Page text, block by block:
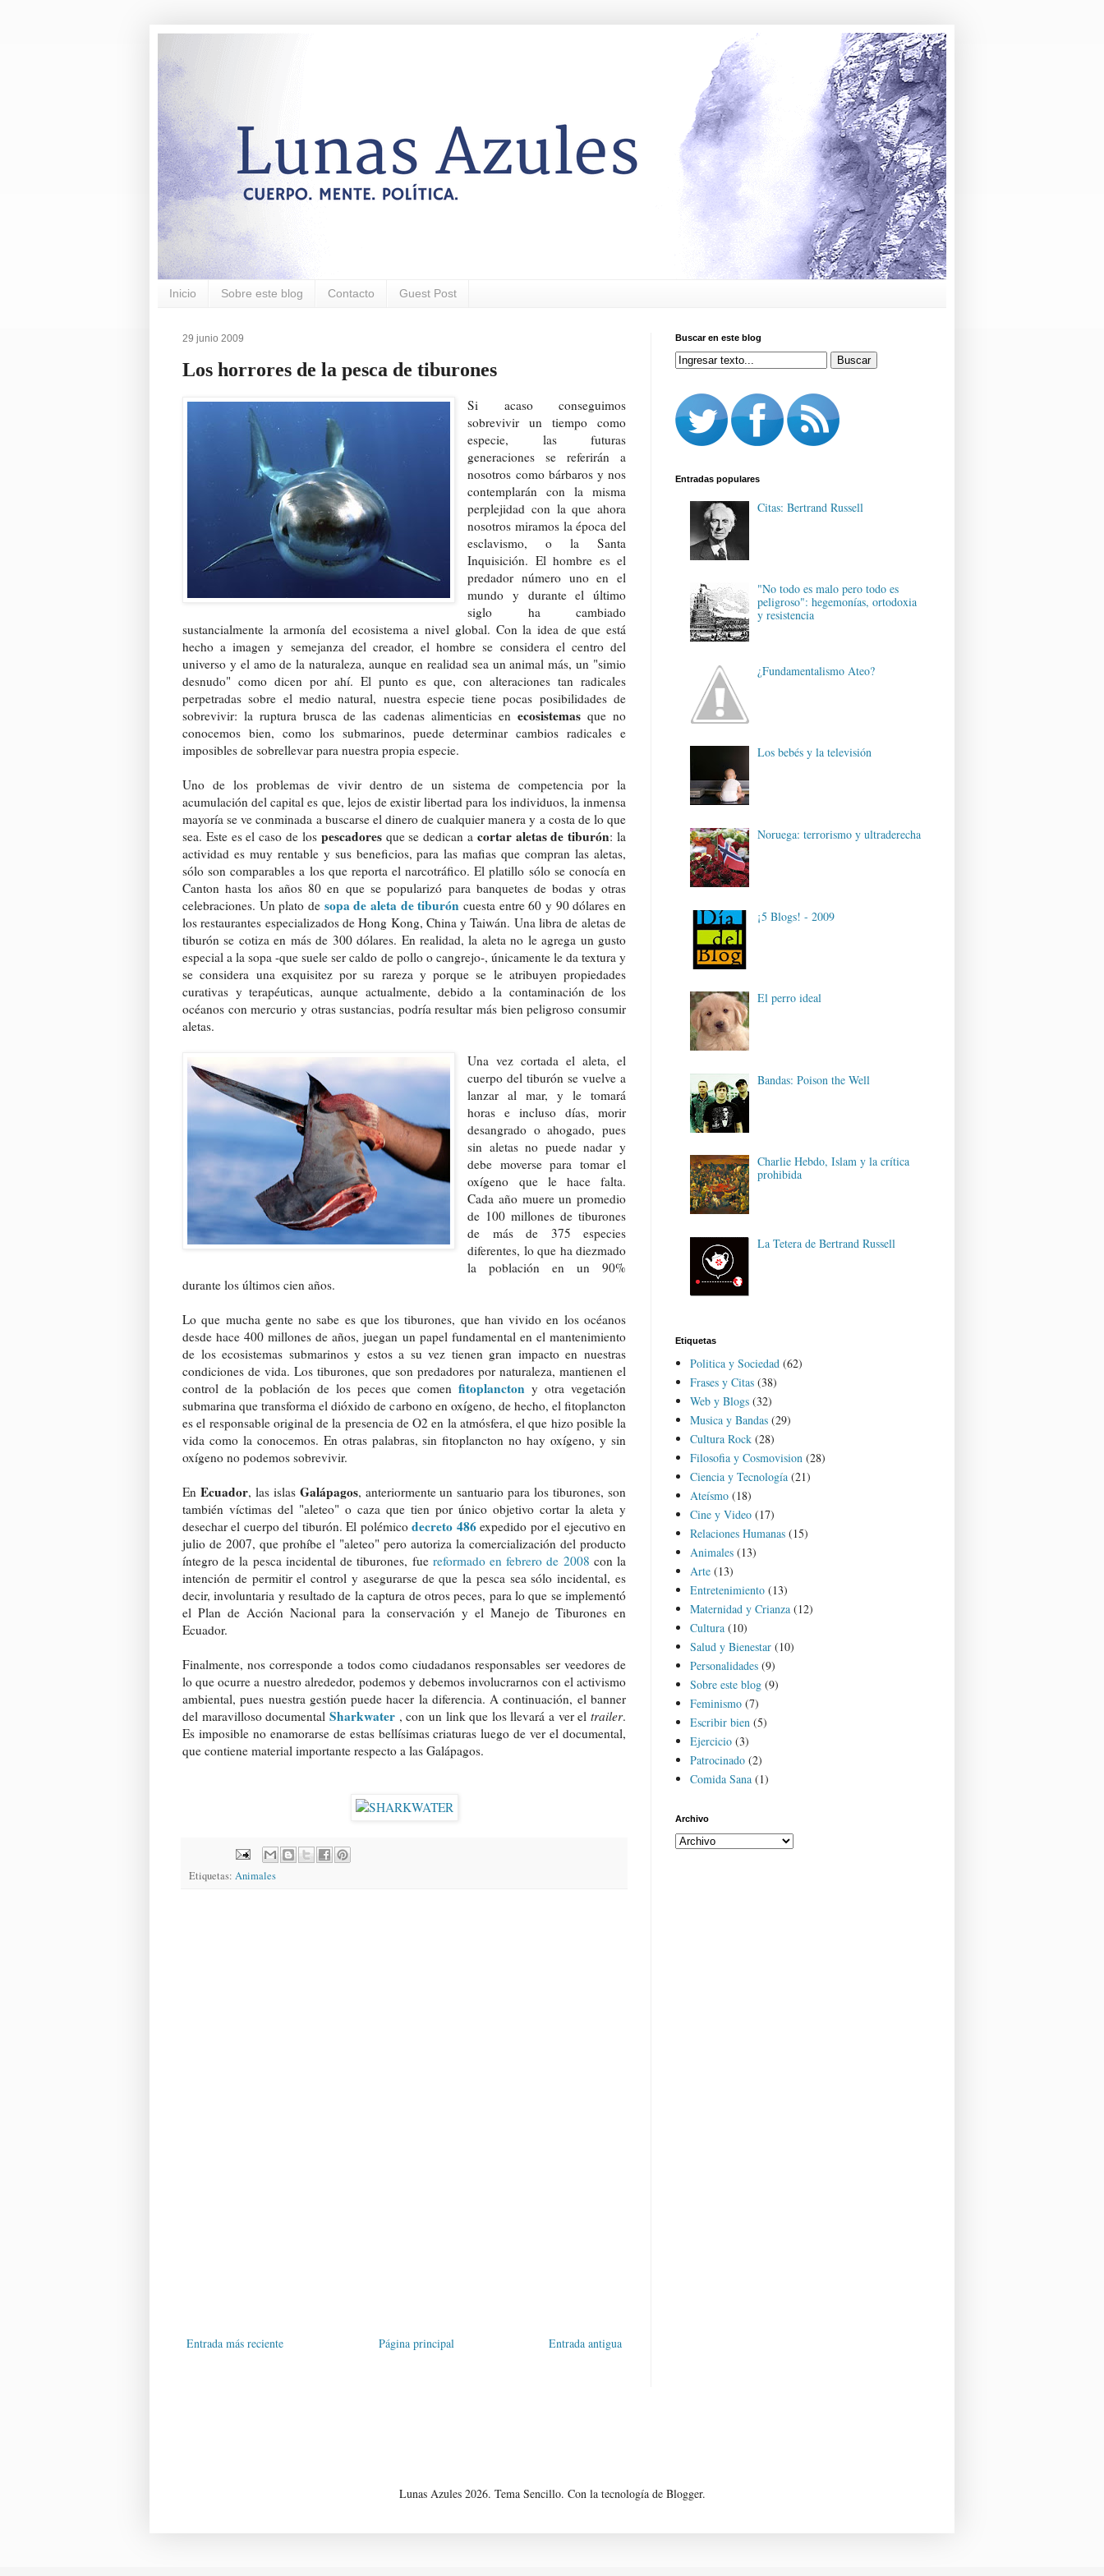
Inicio Sobre este blog Contacto Guest Post
29 junio 2009
Los horrores de la pesca de tiburones
Si acaso conseguimos
sobrevivir un tiempo como
especie, las futuras
generaciones se referirán a
nosotros como bárbaros y nos
contemplarán con la misma
perplejidad con la que ahora
nosotros miramos la época del
esclavismo, o la Santa
Inquisición. El hombre es el
predador número uno en el
mundo y durante el último
siglo ha cambiado
sustancialmente la armonía del ecosistema a nivel global. Con la idea de que está
hecho a imagen y semejanza del creador, el hombre se considera el centro del
universo y el amo de la naturaleza, aunque en realidad sea un animal más, un "simio
desnudo" como dicen por ahí. El punto es que, con alteraciones tan radicales
perpetradas sobre el medio natural, nuestra especie tiene pocas posibilidades de
sobrevivir: la ruptura brusca de las cadenas alimenticias en ecosistemasque no
conocemos bien, como los submarinos, puede determinar cambios radicales e
imposibles de sobrellevar para nuestra propia especie.
Uno de los problemas de vivir dentro de un sistema de competencia por la
acumulación del capital es que, lejos de existir libertad para los individuos, la inmensa
mayoría se ve conminada a buscarse el dinero de cualquier manera y a costa de lo que
sea. Este es el caso de los pescadoresque se dedican a cortar aletas de tiburón: la
actividad es muy rentable y sus beneficios, para las mafias que compran las aletas,
sólo son comparables a los que reporta el narcotráfico. El platillo sólo se conocía en
Canton hasta los años 80 en que se popularizó para banquetes de bodas y otras
celebraciones. Un plato de sopa de aleta de tiburón cuesta entre 60 y 90 dólares en
los restaurantes especializados de Hong Kong, China y Taiwán. Una libra de aletas de
tiburón se cotiza en más de 300 dólares. En realidad, la aleta no le agrega un gusto
especial a la sopa -que suele ser caldo de pollo o cangrejo-, únicamente le da textura y
se considera una exquisitez por su rareza y porque se le atribuyen propiedades
curativas y terapéuticas, aunque actualmente, debido a la contaminación de los
océanos con mercurio y otras sustancias, podría resultar más bien peligroso consumir
aletas.
Una vez cortada el aleta, el
cuerpo del tiburón se vuelve a
lanzar al mar, y le tomará
horas e incluso días, morir
desangrado o ahogado, pues
sin aletas no puede nadar y
debe moverse para tomar el
oxígeno que le hace falta.
Cada año muere un promedio
de 100 millones de tiburones
de más de 375 especies
diferentes, lo que ha diezmado
la población en un 90%
durante los últimos cien años.
Lo que mucha gente no sabe es que los tiburones, que han vivido en los océanos
desde hace 400 millones de años, juegan un papel fundamental en el mantenimiento
de los ecosistemas submarinos y estos a su vez tienen gran impacto en nuestras
condiciones de vida. Los tiburones, que son predadores por naturaleza, mantienen el
control de la población de los peces que comenfitoplancton y otra vegetación
submarina que transforma el dióxido de carbono en oxígeno, de hecho, el fitoplancton
es el responsable original de la presencia de O2 en la atmósfera, el que hizo posible la
vida como la conocemos. En otras palabras, sin fitoplancton no hay oxígeno, y sin
oxígeno no podemos sobrevivir.
En Ecuador, las islas Galápagos, anteriormente un santuario para los tiburones, son
también víctimas del "aleteo" o caza que tien por único objetivo cortar la aleta y
desechar el cuerpo del tiburón. El polémicodecreto 486 expedido por el ejecutivo en
julio de 2007, que prohíbe el "aleteo" pero autoriza la comercialización del producto
íntegro de la pesca incidental de tiburones, fue reformado en febrero de 2008 con la
intención de permitir el control y asegurarse de que la pesca sea sólo incidental, es
decir, involuntaria y resultado de la captura de otros peces, para lo que se implementó
el Plan de Acción Nacional para la conservación y el Manejo de Tiburones en
Ecuador.
Finalmente, nos corresponde a todos como ciudadanos responsables ser veedores de
lo que ocurre a nuestro alrededor, podemos y debemos involucrarnos con el activismo
ambiental, pues nuestra gestión puede hacer la diferencia. A continuación, el banner
del maravilloso documental Sharkwater , con un link que los llevará a ver eltrailer.
Es imposible no enamorarse de estas bellísimas criaturas luego de ver el documental,
que contiene material importante respecto a las Galápagos.
Etiquetas: Animales
Entrada más reciente Entrada antigua
Página principal
Buscar en este blog
Entradas populares
Citas: Bertrand Russell
"No todo es malo pero todo es
peligroso": hegemonías, ortodoxia
y resistencia
¿Fundamentalismo Ateo?
Los bebés y la televisión
Noruega: terrorismo y ultraderecha
¡5 Blogs! - 2009
El perro ideal
Bandas: Poison the Well
Charlie Hebdo, Islam y la crítica
prohibida
La Tetera de Bertrand Russell
Etiquetas
Politica y Sociedad (62)
Frases y Citas (38)
Web y Blogs (32)
Musica y Bandas (29)
Cultura Rock (28)
Filosofia y Cosmovision (28)
Ciencia y Tecnología (21)
Ateísmo (18)
Cine y Video (17)
Relaciones Humanas (15)
Animales (13)
Arte (13)
Entretenimiento (13)
Maternidad y Crianza (12)
Cultura (10)
Salud y Bienestar (10)
Personalidades (9)
Sobre este blog (9)
Feminismo (7)
Escribir bien (5)
Ejercicio (3)
Patrocinado (2)
Comida Sana (1)
Archivo
Lunas Azules 2026. Tema Sencillo. Con la tecnología de Blogger.